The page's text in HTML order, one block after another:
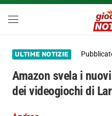
ULTIME NOTIZIE
Amazon svela i
dei videogiochi di